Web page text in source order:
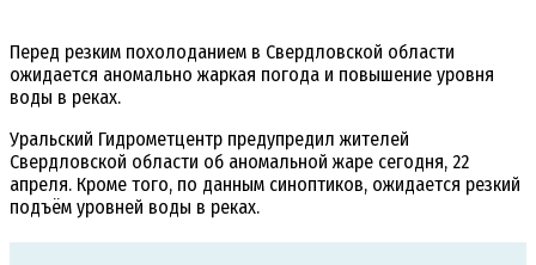
Перед резким похолоданием в Свердловской области
ожидается аномально жаркая погода и повышение уровня
воды в реках.
Уральский Гидрометцентр предупредил жителей
Свердловской области об аномальной жаре сегодня, 22
апреля. Кроме того, по данным синоптиков, ожидается резкий
подъём уровней воды в реках.